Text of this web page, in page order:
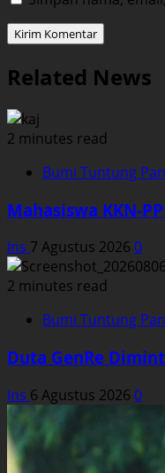
Related News
2 minutes read
Bumi Tuntung
Mahasiswa KKN-
Ins 7 Agustus 2026 0
2 minutes read
Bumi Tuntung
Duta GenRe
Ins 6 Agustus 2026 0